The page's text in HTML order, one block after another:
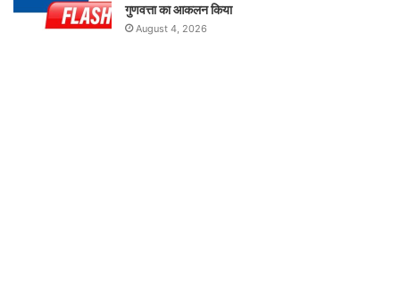
गुणवत्ता का आकलन किया
August 4, 2026